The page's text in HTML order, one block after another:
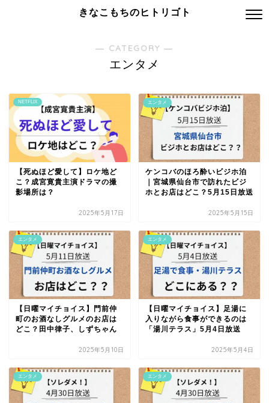
きなこもちのヒトリゴト
― CATEGORY ―
エンタメ
NETFLIX
【死ぬほど愛して】ロケ地ど
こ？成宮寛貴主演ドラマの撮
影場所は？
2025年5月17日
エンタメ
ケンコバのほろ酔いビジホ泊
｜宮城県仙台市で訪れたビジ
ホとお店はどこ？5月15日放送
2025年5月15日
エンタメ
【日曜マイチョイス】門前仲
町のお酒なしグルメのお店は
どこ？田中律子、しずちゃん
2025年5月10日
エンタメ
【日曜マイチョイス】足湯に
入りながら食事ができるのは
「湯川テラス」5月4日放送
2025年5月4日
エンタメ エンタメ